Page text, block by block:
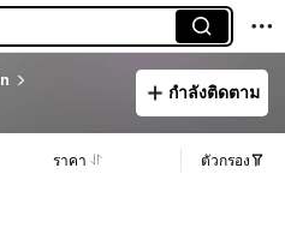
กำลังติดตาม
ราคา ตัวกรอง